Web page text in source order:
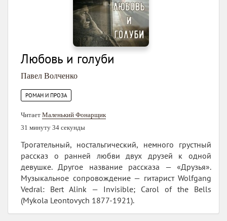
Любовь и голуби
Павел Волченко
РОМАН И ПРОЗА
Читает Маленький Фонарщик
31 минуту 34 секунды
Трогательный, ностальгический, немного грустный
рассказ о ранней любви двух друзей к одной
девушке. Другое название рассказа — «Друзья».
Музыкальное сопровождение — гитарист Wolfgang
Vedral: Bert Alink — Invisible; Carol of the Bells
(Mykola Leontovych 1877-1921).